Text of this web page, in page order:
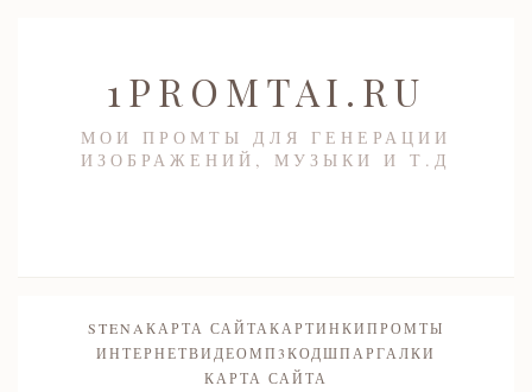
1PROMTAI.RU
МОИ ПРОМТЫ ДЛЯ ГЕНЕРАЦИИ
ИЗОБРАЖЕНИЙ, МУЗЫКИ И Т.Д
STENAКАРТА САЙТАКАРТИНКИПРОМТЫ
ИНТЕРНЕТВИДЕОМП3КОДШПАРГАЛКИ
КАРТА САЙТА